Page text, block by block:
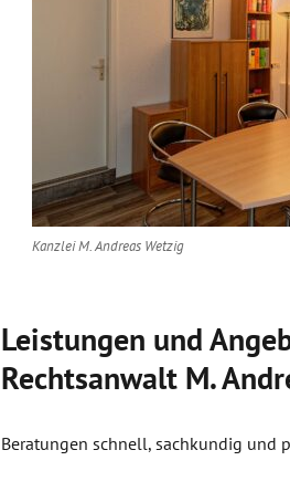
Kanzlei M. Andreas Wetzig
Leistungen und
Rechtsanwalt M.
Beratungen schnell, sachkundig und